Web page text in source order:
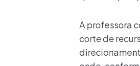
A professora
corte de